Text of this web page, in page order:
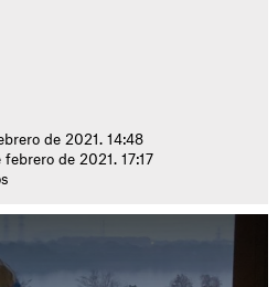
de 2021. 14:48
de 2021. 17:17